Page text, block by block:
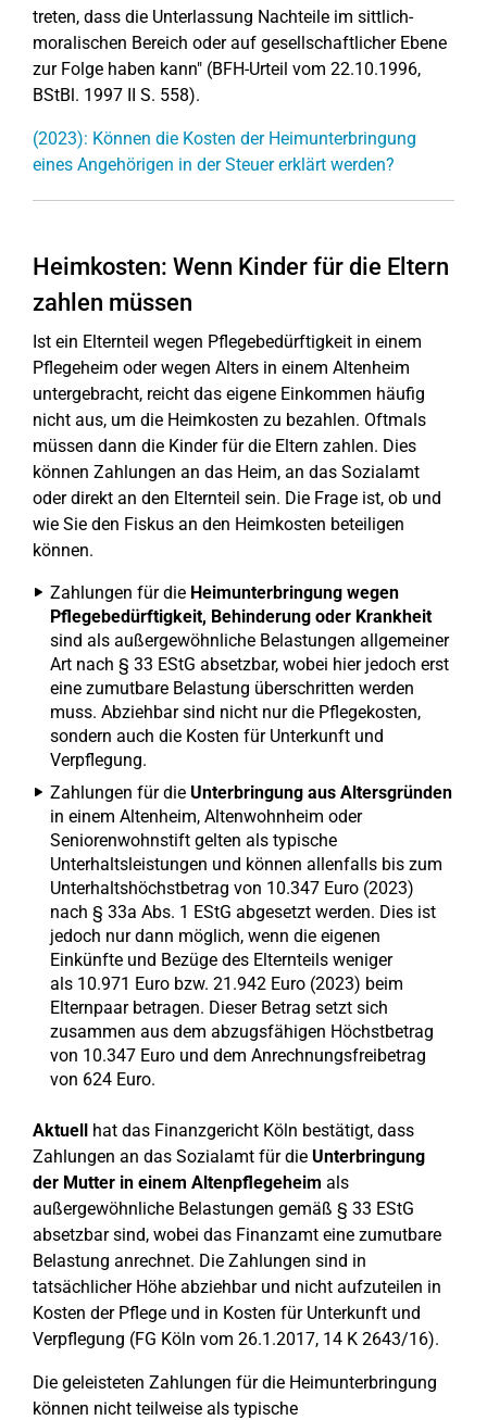
treten, dass die Unterlassung Nachteile im sittlich-
moralischen Bereich oder auf gesellschaftlicher Ebene
zur Folge haben kann" (BFH-Urteil vom 22.10.1996,
BStBl. 1997 II S. 558).
(2023): Können die Kosten der Heimunterbringung
eines Angehörigen in der Steuer erklärt werden?
Heimkosten: Wenn Kinder für die Eltern
zahlen müssen
Ist ein Elternteil wegen Pflegebedürftigkeit in einem
Pflegeheim oder wegen Alters in einem Altenheim
untergebracht, reicht das eigene Einkommen häufig
nicht aus, um die Heimkosten zu bezahlen. Oftmals
müssen dann die Kinder für die Eltern zahlen. Dies
können Zahlungen an das Heim, an das Sozialamt
oder direkt an den Elternteil sein. Die Frage ist, ob und
wie Sie den Fiskus an den Heimkosten beteiligen
können.
Zahlungen für die Heimunterbringung wegen
Pflegebedürftigkeit, Behinderung oder Krankheit
sind als außergewöhnliche Belastungen allgemeiner
Art nach § 33 EStG absetzbar, wobei hier jedoch erst
eine zumutbare Belastung überschritten werden
muss. Abziehbar sind nicht nur die Pflegekosten,
sondern auch die Kosten für Unterkunft und
Verpflegung.
Zahlungen für die Unterbringung aus Altersgründen
in einem Altenheim, Altenwohnheim oder
Seniorenwohnstift gelten als typische
Unterhaltsleistungen und können allenfalls bis zum
Unterhaltshöchstbetrag von 10.347 Euro (2023)
nach § 33a Abs. 1 EStG abgesetzt werden. Dies ist
jedoch nur dann möglich, wenn die eigenen
Einkünfte und Bezüge des Elternteils weniger
als 10.971 Euro bzw. 21.942 Euro (2023) beim
Elternpaar betragen. Dieser Betrag setzt sich
zusammen aus dem abzugsfähigen Höchstbetrag
von 10.347 Euro und dem Anrechnungsfreibetrag
von 624 Euro.
Aktuell hat das Finanzgericht Köln bestätigt, dass
Zahlungen an das Sozialamt für die Unterbringung
der Mutter in einem Altenpflegeheim als
außergewöhnliche Belastungen gemäß § 33 EStG
absetzbar sind, wobei das Finanzamt eine zumutbare
Belastung anrechnet. Die Zahlungen sind in
tatsächlicher Höhe abziehbar und nicht aufzuteilen in
Kosten der Pflege und in Kosten für Unterkunft und
Verpflegung (FG Köln vom 26.1.2017, 14 K 2643/16).
Die geleisteten Zahlungen für die Heimunterbringung
können nicht teilweise als typische